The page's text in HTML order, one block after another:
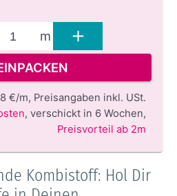
m
€/m, Preisangaben inkl. USt.
,verschickt in 6 Wochen,
Preisvorteil ab 2m
Kombistoff: Hol Dir